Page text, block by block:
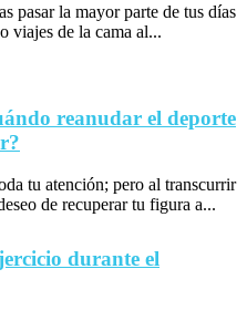
pasar la mayor parte de tus días
viajes de la cama al...
reanudar el deporte
tu atención; pero al transcurrir
de recuperar tu figura a...
durante el